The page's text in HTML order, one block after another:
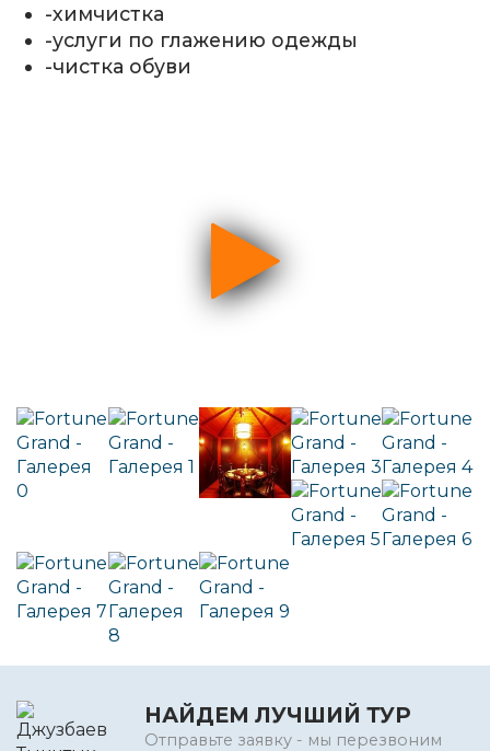
-химчистка
-услуги по глажению одежды
-чистка обуви
НАЙДЕМ ЛУЧШИЙ ТУР
Отправьте заявку - мы перезвоним